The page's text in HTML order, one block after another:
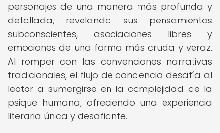
personajes de una manera más profunda y
detallada, revelando sus pensamientos
subconscientes, asociaciones libres y
emociones de una forma más cruda y veraz.
Al romper con las convenciones narrativas
tradicionales, el flujo de conciencia desafía al
lector a sumergirse en la complejidad de la
psique humana, ofreciendo una experiencia
literaria única y desafiante.